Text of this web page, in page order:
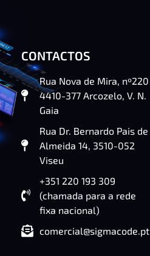
CONTACTOS
Rua Nova de Mira, nº220
4410-377 Arcozelo, V. N.
Gaia
Rua Dr. Bernardo Pais de
Almeida 14, 3510-052
Viseu
+351 220 193 309
(chamada para a rede
fixa nacional)
comercial@sigmacode.pt